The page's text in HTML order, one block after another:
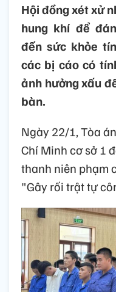
Hội đồng xét xử
hung khí để
đến sức khỏe
các bị cáo có
ảnh hưởng xấu
bàn.
Ngày 22/1, Tòa
Chí Minh cơ sở 1
thanh niên phạm
"Gây rối trật tự